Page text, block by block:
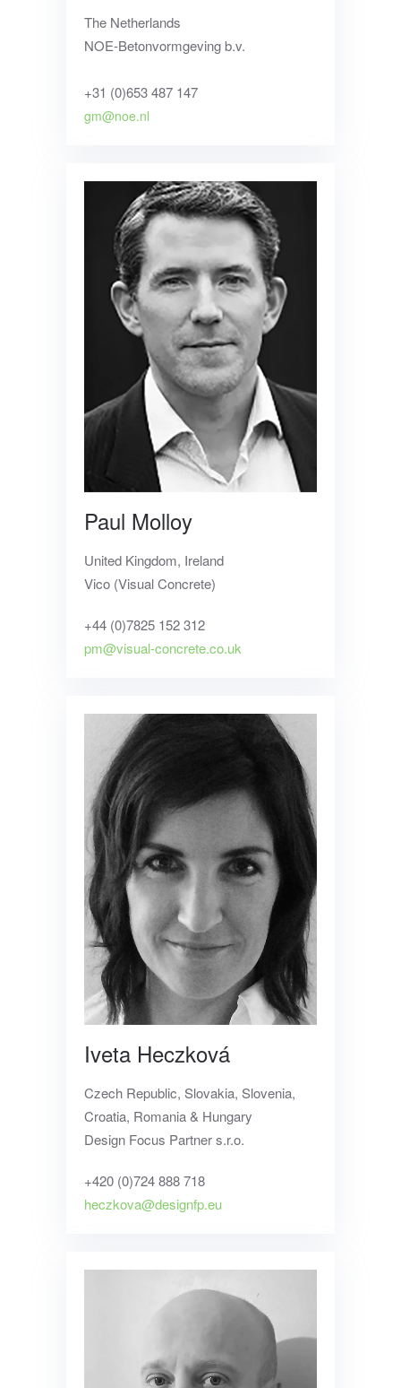
The Netherlands
NOE-Betonvormgeving b.v.
+31 (0)653 487 147
gm@noe.nl
Paul Molloy
United Kingdom, Ireland
Vico (Visual Concrete)
+44 (0)7825 152 312
pm@visual-concrete.co.uk
Iveta Heczková
Czech Republic, Slovakia, Slovenia,
Croatia, Romania & Hungary
Design Focus Partner s.r.o.
+420 (0)724 888 718
heczkova@designfp.eu